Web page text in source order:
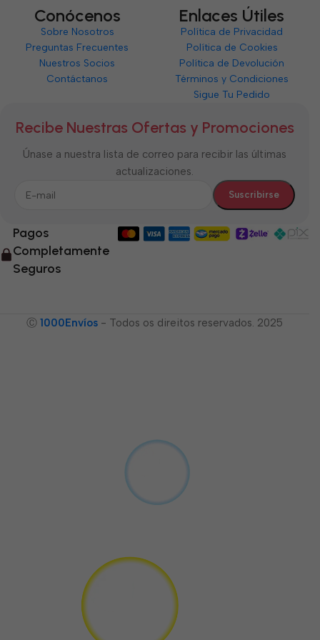
Conócenos
Sobre Nosotros
Preguntas Frecuentes
Nuestros Socios
Contáctanos
Enlaces Útiles
Política de Privacidad
Política de Cookies
Política de Devolución
Términos y Condiciones
Sigue Tu Pedido
Recibe Nuestras Ofertas y Promociones
Únase a nuestra lista de correo para recibir las últimas
actualizaciones.
Pagos
Completamente
Seguros
Ⓒ 1000Envíos - Todos os direitos reservados. 2025